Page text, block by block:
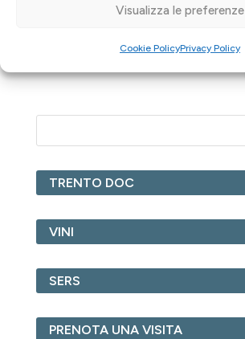
Visualizza le preferenze
Cookie PolicyPrivacy Policy
TRENTO DOC
VINI
SERS
PRENOTA UNA VISITA